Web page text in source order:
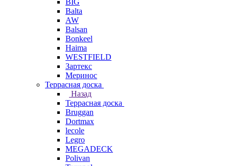
BIG
Balta
AW
Balsan
Bonkeel
Haima
WESTFIELD
Зартекс
Меринос
Террасная доска
Назад
Террасная доска
Bruggan
Dortmax
lecole
Legro
MEGADECK
Polivan